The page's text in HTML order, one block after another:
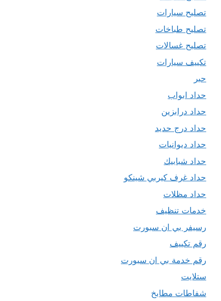
تصليح سيارات
تصليح طباخات
تصليح غسالات
تكييف سيارات
حبر
حداد ابواب
حداد درابزين
حداد درج حديد
حداد ديوانيات
حداد شبابيك
حداد غرف كيربي شينكو
حداد مظلات
خدمات تنظيف
رسيفر بي ان سبورت
رقم تكييف
رقم خدمة بي ان سبورت
ستلايت
شفاطات مطابخ